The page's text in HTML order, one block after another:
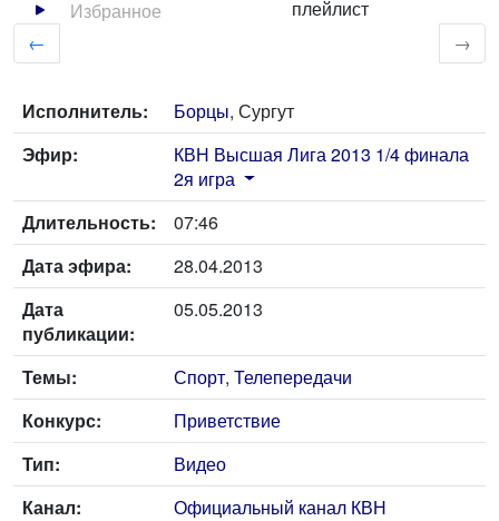
← →
Исполнитель: Борцы, Сургут
Эфир:
КВН Высшая Лига 2013 1/4 финала
2я игра
Длительность:
07:46
Дата эфира:
28.04.2013
Дата
публикации:
05.05.2013
Темы: Спорт, Телепередачи
Конкурс:
Приветствие
Тип:
Видео
Канал:
Официальный канал КВН